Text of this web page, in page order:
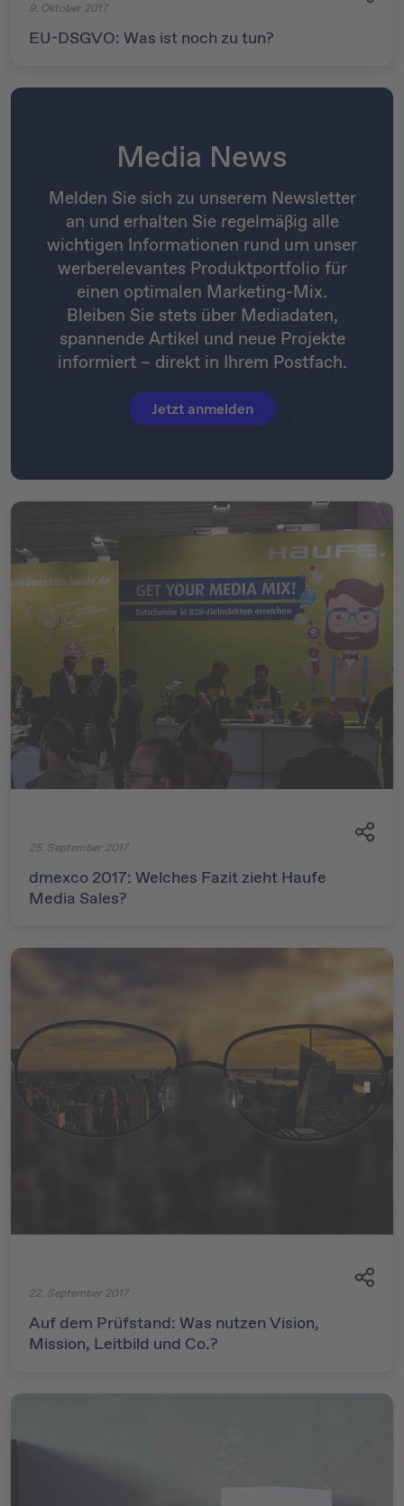
9. Oktober 2017
EU-DSGVO: Was ist noch zu tun?
Media News
Melden Sie sich zu unserem Newsletter
an und erhalten Sie regelmäßig alle
wichtigen Informationen rund um unser
werberelevantes Produktportfolio für
einen optimalen Marketing-Mix.
Bleiben Sie stets über Mediadaten,
spannende Artikel und neue Projekte
informiert – direkt in Ihrem Postfach.
Jetzt anmelden
25. September 2017
dmexco 2017: Welches Fazit zieht Haufe
Media Sales?
22. September 2017
Auf dem Prüfstand: Was nutzen Vision,
Mission, Leitbild und Co.?